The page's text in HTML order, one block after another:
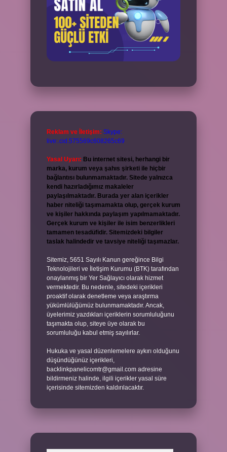
Reklam ve İletişim: Skype:
live:.cid.575569c608265c69
Yasal Uyarı: Bu internet sitesi, herhangi bir
marka, kurum veya şahıs şirketi ile hiçbir
bağlantısı bulunmamaktadır. Sitede yalnızca
kendi hazırladığımız makaleler
paylaşılmaktadır. Burada yer alan içerikler
haber niteliği taşımamakta olup, gerçek kurum
ve kişiler hakkında paylaşım yapılmamaktadır.
Gerçek kurum ve kişiler ile isim benzerlikleri
tamamen tesadüfidir. Sitemizdeki bilgiler
taslak halindedir ve tavsiye niteliği taşımazlar.
Sitemiz, 5651 Sayılı Kanun gereğince Bilgi
Teknolojileri ve İletişim Kurumu (BTK) tarafından
onaylanmış bir Yer Sağlayıcı olarak hizmet
vermektedir. Bu nedenle, sitedeki içerikleri
proaktif olarak denetleme veya araştırma
yükümlülüğümüz bulunmamaktadır. Ancak,
üyelerimiz yazdıkları içeriklerin sorumluluğunu
taşımakta olup, siteye üye olarak bu
sorumluluğu kabul etmiş sayılırlar.
Hukuka ve yasal düzenlemelere aykırı olduğunu
düşündüğünüz içerikleri,
backlinkpanelicomtr@gmail.com adresine
bildirmeniz halinde, ilgili içerikler yasal süre
içerisinde sitemizden kaldırılacaktır.